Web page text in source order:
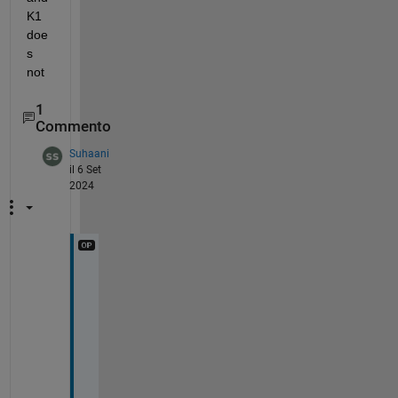
K1
doe
s
not
1
Commento
Suhaani
il 6 Set
2024